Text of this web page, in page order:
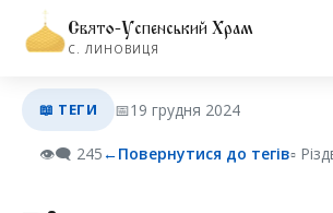
Свято-Успенський Храм
С. ЛИНОВИЦЯ
📖 ТЕГИ 📅19 грудня 2024
👁️‍🗨️ 245 ←Повернутися до тегів▫︎